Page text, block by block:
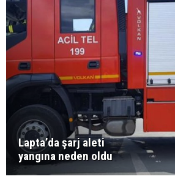
Lapta’da şarj aleti
yangına neden oldu